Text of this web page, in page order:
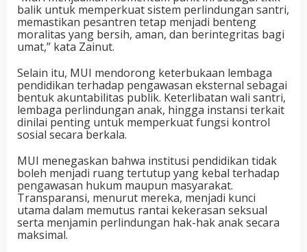
balik untuk memperkuat sistem perlindungan santri,
memastikan pesantren tetap menjadi benteng
moralitas yang bersih, aman, dan berintegritas bagi
umat,” kata Zainut.
Selain itu, MUI mendorong keterbukaan lembaga
pendidikan terhadap pengawasan eksternal sebagai
bentuk akuntabilitas publik. Keterlibatan wali santri,
lembaga perlindungan anak, hingga instansi terkait
dinilai penting untuk memperkuat fungsi kontrol
sosial secara berkala.
MUI menegaskan bahwa institusi pendidikan tidak
boleh menjadi ruang tertutup yang kebal terhadap
pengawasan hukum maupun masyarakat.
Transparansi, menurut mereka, menjadi kunci
utama dalam memutus rantai kekerasan seksual
serta menjamin perlindungan hak-hak anak secara
maksimal.